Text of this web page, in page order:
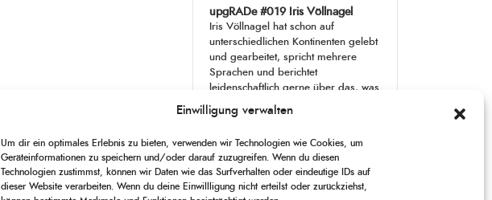
Einwilligung verwalten
Um dir ein optimales Erlebnis zu bieten, verwenden wir Technologien wie Cookies, um
Geräteinformationen zu speichern und/oder darauf zuzugreifen. Wenn du diesen
Technologien zustimmst, können wir Daten wie das Surfverhalten oder eindeutige IDs auf
dieser Website verarbeiten. Wenn du deine Einwillligung nicht erteilst oder zurückziehst,
upgRADe #019 Iris Völlnagel
Iris Völlnagel hat schon auf
unterschiedlichen Kontinenten gelebt
und gearbeitet, spricht mehrere
Sprachen und berichtet
leidenschaftlich gerne über das, was
sie erlebt – als Journalistin,
CHANGE
PLAYBACK
RATE
1X
SKIP
BACKWARD
PLAY
PAUSE
JUMP
FORWARD
THIS